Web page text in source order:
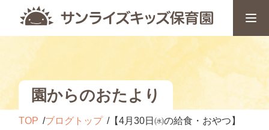
園からのおたより
TOP ブログトップ 【4月30日㈬の給食・おやつ】